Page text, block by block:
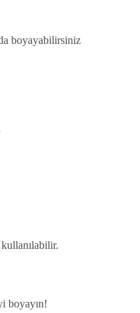
boyayabilirsiniz
boyayın!